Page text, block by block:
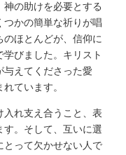
の助けを必要とする
つかの簡単な祈りが唱
のほとんどが、信仰に
びました。キリスト
与えてくださった愛
ています。
れ支え合うこと、表
。そして、互いに選
とって欠かせない人で